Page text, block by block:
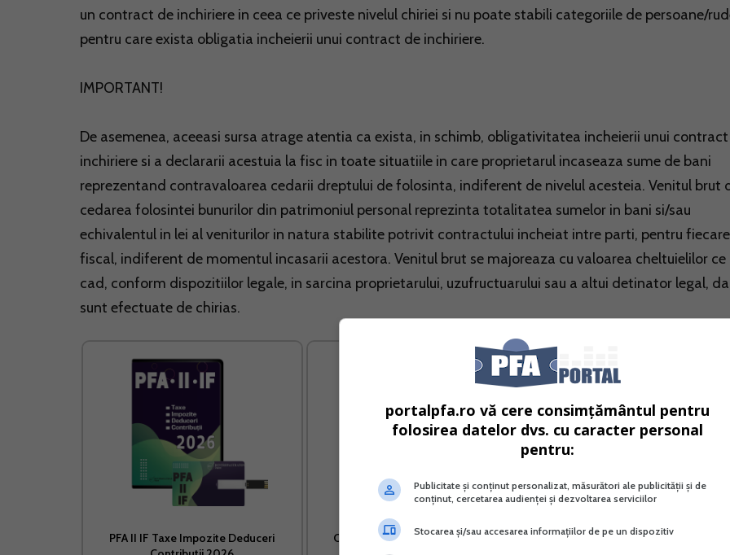
un contract de inchiriere in ceea ce priveste nivelul chiriei si nu poate stabili categoriile de persoane/
pentru care exista obligatia incheierii unui contract de inchiriere.
IMPORTANT!
De asemenea, aceeasi sursa atrage atentia ca exista, in schimb, obligativitatea incheierii unui
inchiriere si a declararii acestuia la fisc in toate situatiile in care proprietarul incaseaza sume de bani
reprezentand contravaloarea cedarii dreptului de folosinta, indiferent de nivelul acesteia. Venitul brut
cedarea folosintei bunurilor din patrimoniul personal reprezinta totalitatea sumelor in bani si/sau
echivalentul in lei al veniturilor in natura stabilite potrivit contractului incheiat intre parti, pentru
fiscal, indiferent de momentul incasarii acestora. Venitul brut se majoreaza cu valoarea cheltuielilor ce
cad, conform dispozitiilor legale, in sarcina proprietarului, uzufructuarului sau a altui detinator legal,
sunt efectuate de chirias.
PFA II IF Taxe Impozite Deduceri
Cultura castravetelui anti-diabet Contabilitatea in partida simpla
portalpfa.ro vă cere consimțământul pentru
folosirea datelor dvs. cu caracter personal
pentru:
Publicitate și conținut personalizat, măsurători ale publicității și de
conținut, cercetarea audienței și dezvoltarea serviciilor
Stocarea și/sau accesarea informațiilor de pe un dispozitiv